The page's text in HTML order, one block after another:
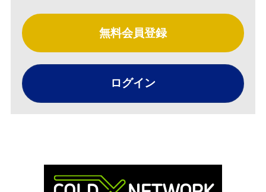
無料会員登録
ログイン